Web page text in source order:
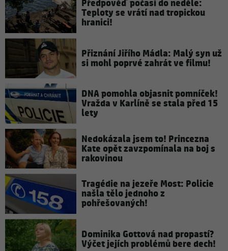
Předpověď počasí do neděle:
Teploty se vrátí nad tropickou
hranici!
Přiznání Jiřího Mádla: Malý syn už
si mohl poprvé zahrát ve filmu!
DNA pomohla objasnit pomníček!
Vražda v Karlíně se stala před 15
lety
Nedokázala jsem to! Princezna
Kate opět zavzpomínala na boj s
rakovinou
Tragédie na jezeře Most: Policie
našla tělo jednoho z
pohřešovaných!
Dominika Gottová nad propastí?
Výčet jejích problémů bere dech!